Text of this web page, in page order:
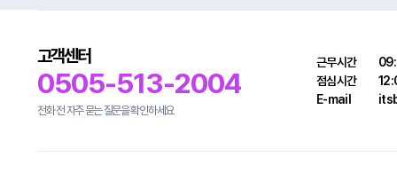
고객센터
0505-513-2004
전화 전 자주 묻는 질문을 확인하세요
근무시간
점심시간
E-mail